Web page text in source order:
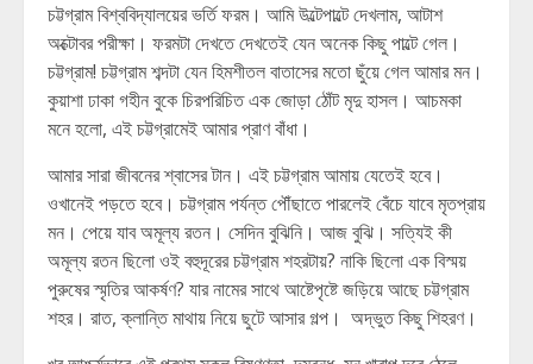
চট্টগ্রাম বিশ্ববিদ্যালয়ের ভর্তি ফরম। আমি উল্টেপাল্টে দেখলাম, আটাশ
অক্টোবর পরীক্ষা। ফরমটা দেখতে দেখতেই যেন অনেক কিছু পাল্টে গেল।
চট্টগ্রাম! চট্টগ্রাম শব্দটা যেন হিমশীতল বাতাসের মতো ছুঁয়ে গেল আমার মন।
কুয়াশা ঢাকা গহীন বুকে চিরপরিচিত এক জোড়া ঠোঁট মৃদু হাসল। আচমকা
মনে হলো, এই চট্টগ্রামেই আমার প্রাণ বাঁধা।
আমার সারা জীবনের শ্বাসের টান। এই চট্টগ্রাম আমায় যেতেই হবে।
ওখানেই পড়তে হবে। চট্টগ্রাম পর্যন্ত পৌঁছাতে পারলেই বেঁচে যাবে মৃতপ্রায়
মন। পেয়ে যাব অমূল্য রতন। সেদিন বুঝিনি। আজ বুঝি। সত্যিই কী
অমূল্য রতন ছিলো ওই বহুদূরের চট্টগ্রাম শহরটায়? নাকি ছিলো এক বিস্ময়
পুরুষের স্মৃতির আকর্ষণ? যার নামের সাথে আষ্টেপৃষ্টে জড়িয়ে আছে চট্টগ্রাম
শহর। রাত, ক্লান্তি মাথায় নিয়ে ছুটে আসার গল্প। অদ্ভুত কিছু শিহরণ।